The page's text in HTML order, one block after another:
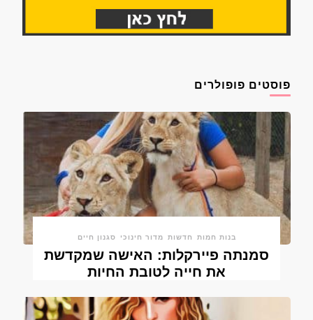
פוסטים פופולרים
בנות חמות חדשות מדור חינוכי סגנון חיים
סמנתה פיירקלות: האישה שמקדשת
את חייה לטובת החיות